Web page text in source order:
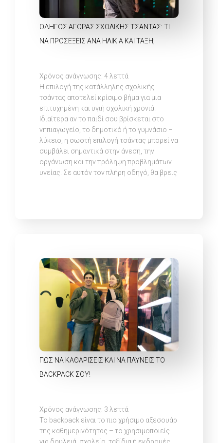
ΟΔΗΓΌΣ ΑΓΟΡΆΣ ΣΧΟΛΙΚΉΣ ΤΣΆΝΤΑΣ: ΤΙ
ΝΑ ΠΡΟΣΈΞΕΙΣ ΑΝΆ ΗΛΙΚΊΑ ΚΑΙ ΤΆΞΗ;
Χρόνος ανάγνωσης:4 λεπτά
Η επιλογή της κατάλληλης σχολικής
τσάντας αποτελεί κρίσιμο βήμα για μια
επιτυχημένη και υγιή σχολική χρονιά.
Ιδιαίτερα αν το παιδί σου βρίσκεται στο
νηπιαγωγείο, το δημοτικό ή το γυμνάσιο –
λύκειο, η σωστή επιλογή τσάντας μπορεί να
συμβάλει σημαντικά στην άνεση, την
οργάνωση και την πρόληψη προβλημάτων
υγείας. Σε αυτόν τον πλήρη οδηγό, θα βρεις
ΠΏΣ ΝΑ ΚΑΘΑΡΊΣΕΙΣ ΚΑΙ ΝΑ ΠΛΎΝΕΙΣ ΤΟ
BACKPACK ΣΟΥ!
Χρόνος ανάγνωσης: 3 λεπτά
Το backpack είναι το πιο χρήσιμο αξεσουάρ
της καθημερινότητας – το χρησιμοποιείς
για δουλειά, σχολείο, ταξίδια ή εκδρομές.